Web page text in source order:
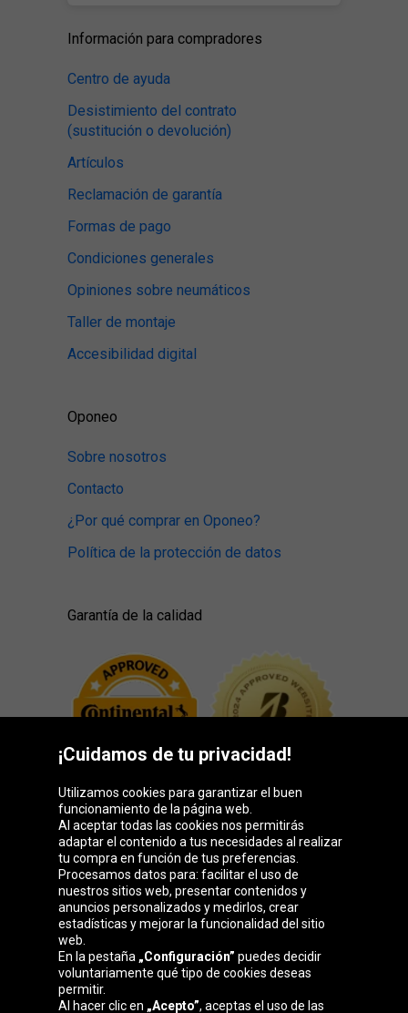
Información para compradores
Centro de ayuda
Desistimiento del contrato
(sustitución o devolución)
Artículos
Reclamación de garantía
Formas de pago
Condiciones generales
Opiniones sobre neumáticos
Taller de montaje
Accesibilidad digital
Oponeo
Sobre nosotros
Contacto
¿Por qué comprar en Oponeo?
Política de la protección de datos
Garantía de la calidad
Grupo Oponeo
Belgique
republika
¡Cuidamos de tu privacidad!
Utilizamos cookies para garantizar el buen
funcionamiento de la página web.
Al aceptar todas las cookies nos permitirás
adaptar el contenido a tus necesidades al realizar
tu compra en función de tus preferencias.
Procesamos datos para: facilitar el uso de
nuestros sitios web, presentar contenidos y
anuncios personalizados y medirlos, crear
estadísticas y mejorar la funcionalidad del sitio
web.
En la pestaña „Configuración” puedes decidir
voluntariamente qué tipo de cookies deseas
permitir.
Al hacer clic en „Acepto”, aceptas el uso de las